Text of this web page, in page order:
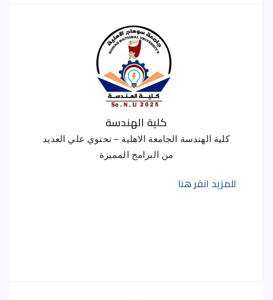
كلية الهندسة
كلية الهندسة الجامعة الاهلية – تحتوي علي العديد
من البرامج المميزة
للمزيد انقر هنا